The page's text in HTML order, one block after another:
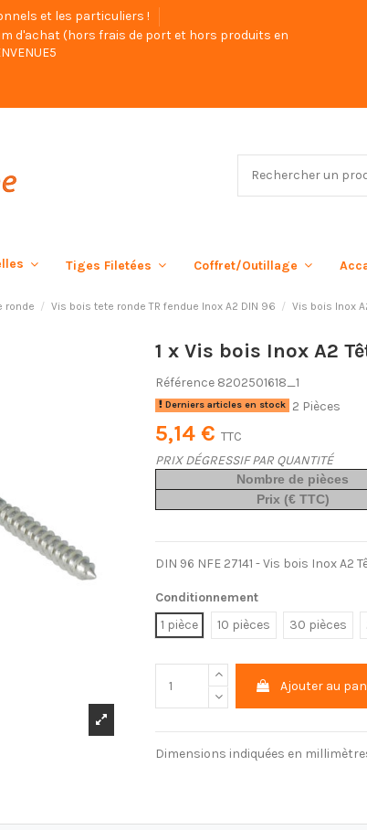
et les particuliers !
d'achat (hors frais de port et hors produits en
Tiges Filetées Coffret/Outillage
ronde Vis bois tete ronde TR fendue Inox A2 DIN 96 Vis bois Inox
1 x Vis bois Inox A2
Référence 8202501618_1
Derniers articles en stock 2 Pièces
5,14 € TTC
PRIX DÉGRESSIF PAR QUANTITÉ
Nombre de pièces
Prix (€ TTC)
DIN 96 NFE 27141 - Vis bois Inox A2
Conditionnement
1 pièce
10 pièces 30 pièces
Ajouter au
Dimensions indiquées en